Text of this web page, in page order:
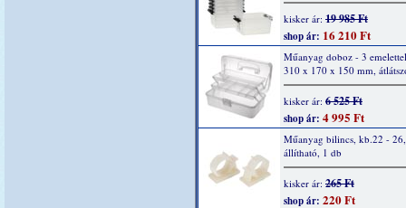
kisker ár: 19 985 Ft
shop ár: 16 210 Ft
Műanyag doboz - 3
310 x 170 x 150 mm,
kisker ár: 6 525 Ft
shop ár: 4 995 Ft
Műanyag bilincs, kb.22 -
állítható, 1 db
kisker ár: 265 Ft
shop ár: 220 Ft